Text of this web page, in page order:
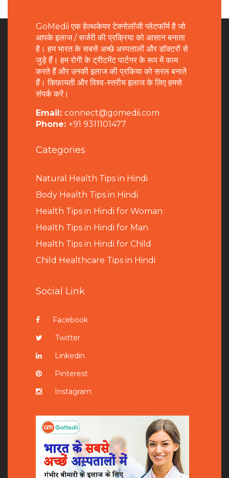
GoMedii एक हेल्थकेयर टेक्नोलॉजी प्लेटफॉर्म है जो
आपके इलाज / सर्जरी की प्रक्रिया को आसान बनाता
है। हम भारत के सबसे अच्छे अस्पतालों और डॉक्टरों से
जुड़े हैं। हम रोगी के ट्रीटमेंट पार्टनर के रूप में काम
करते हैं और उनकी इलाज की प्रकिया को सरल बनाते
हैं। किफ़ायती और विश्व-स्तरीय इलाज के लिए हमसे
संपर्क करें।
Email: connect@gomedii.com
Phone: +91 9311101477
Categories
Natural Health Tips in Hindi
Body Health Tips in Hindi
Health Tips in Hindi for Woman
Health Tips in Hindi for Man
Health Tips in Hindi for Child
Child Healthcare Tips in Hindi
Social Link
Facebook
Twitter
Linkedin
Pinterest
Instagram